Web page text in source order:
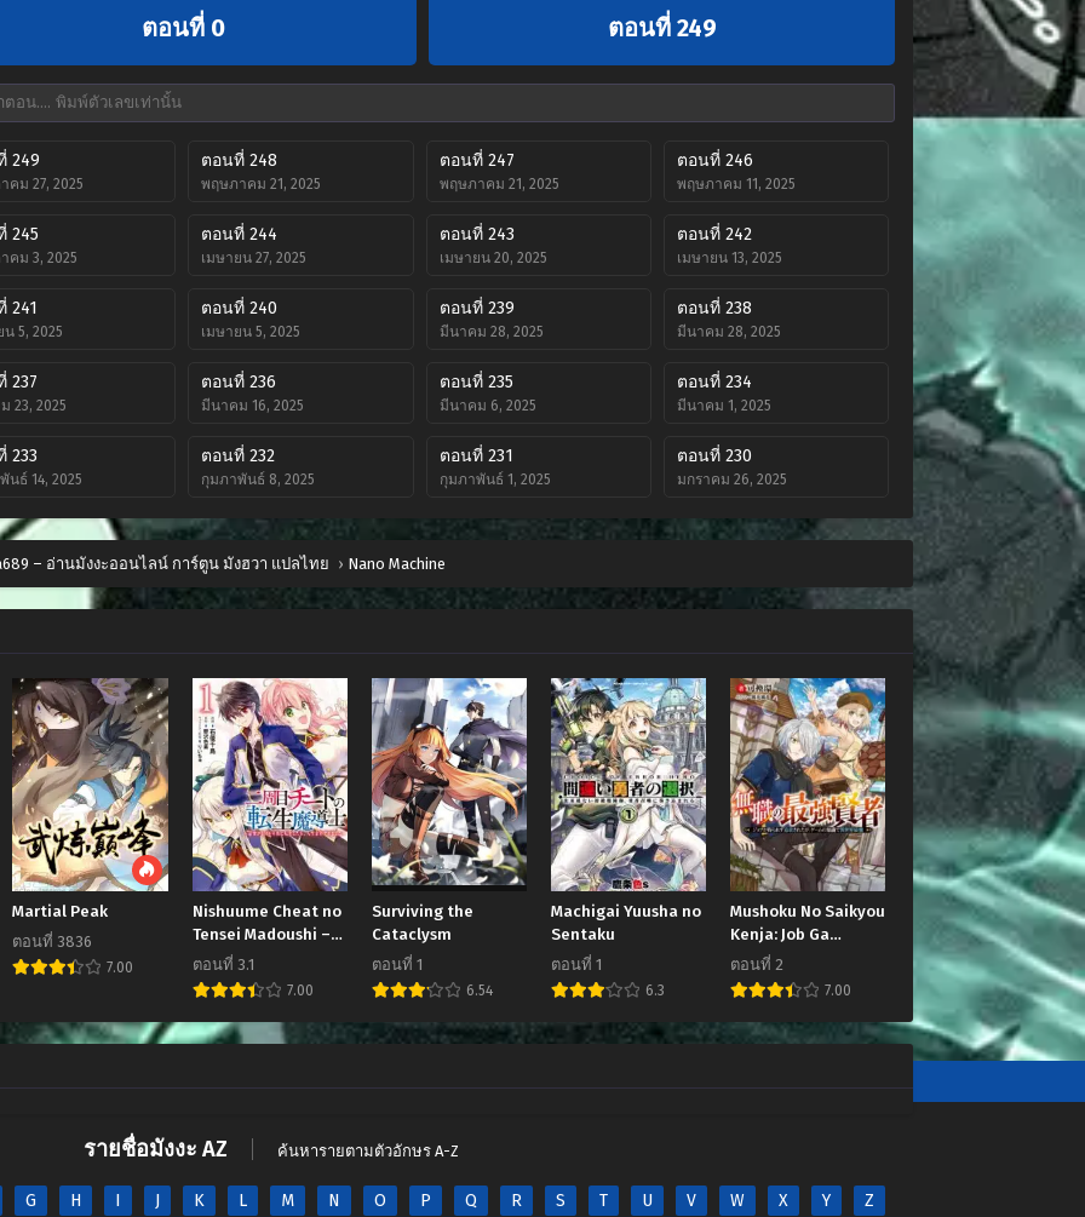
ตอนที่ 0 ตอนที่ 249
249
คม 27, 2025
ตอนที่ 248
พฤษภาคม 21, 2025
ตอนที่ 247
พฤษภาคม 21, 2025
ตอนที่ 246
พฤษภาคม 11, 2025
245
คม 3, 2025
ตอนที่ 244
เมษายน 27, 2025
ตอนที่ 243
เมษายน 20, 2025
ตอนที่ 242
เมษายน 13, 2025
241
5, 2025
ตอนที่ 240
เมษายน 5, 2025
ตอนที่ 239
มีนาคม 28, 2025
ตอนที่ 238
มีนาคม 28, 2025
237
23, 2025
ตอนที่ 236
มีนาคม 16, 2025
ตอนที่ 235
มีนาคม 6, 2025
ตอนที่ 234
มีนาคม 1, 2025
233
นธ์ 14, 2025
ตอนที่ 232
กุมภาพันธ์ 8, 2025
ตอนที่ 231
กุมภาพันธ์ 1, 2025
ตอนที่ 230
มกราคม 26, 2025
229
13, 2025
ตอนที่ 228
มกราคม 7, 2025
ตอนที่ 227 ตอนที่ 226
ตอนที่ 224 ตอนที่ 223 ตอนที่ 222
221
10, 2024
ตอนที่ 220
ตุลาคม 4, 2024
ตอนที่ 219
กันยายน 26, 2024
ตอนที่ 218
กันยายน 15, 2024
217
น 5, 2024
ตอนที่ 216
สิงหาคม 23, 2024
ตอนที่ 215
สิงหาคม 17, 2024
ตอนที่ 214
สิงหาคม 11, 2024
213
ม 1, 2024
ตอนที่ 212
กรกฎาคม 19, 2024
ตอนที่ 211
กรกฎาคม 14, 2024
ตอนที่ 210
มิถุนายน 29, 2024
ตอนที่ 208
พฤษภาคม 23, 2024 พฤษภาคม 16, 2024 พฤษภาคม 16, 2024
205 ตอนที่ 204
พฤษภาคม 2, 2024 เมษายน 25, 2024
ตอนที่ 202
เมษายน 18, 2024
201 ตอนที่ 200 ตอนที่ 199 ตอนที่ 198
มีนาคม 7, 2024 กุมภาพันธ์ 29, 2024
193 ตอนที่ 192 ตอนที่ 191 ตอนที่ 190
– อ่านมังงะออนไลน์ การ์ตูน มังฮวา แปลไทย › Nano Machine
Martial Peak
ตอนที่ 3836
7.00
Nishuume Cheat no
Tensei Madoushi –
Saikyou ga 1000-
nengo ni Tensei
Shitara, Jinsei Yoyuu
Sugimashita
ตอนที่ 3.1
7.00
Surviving the
Cataclysm
ตอนที่ 1
6.54
Machigai Yuusha no
Sentaku
ตอนที่ 1
6.3
Mushoku No Saikyou
Kenja: Job Ga
Erarezu Tsuihou
Sareta Ga, Game No
Chishiki De Isekai
Saikyou
ตอนที่ 2
7.00
รายชื่อมังงะ AZ ค้นหารายตามตัวอักษร A-Z
G H I J K L M N O P Q R S T U V W X Y Z